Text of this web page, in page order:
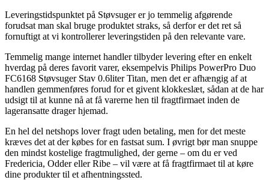
Leveringstidspunktet på Støvsuger er jo temmelig afgørende
forudsat man skal bruge produktet straks, så derfor er det ret så
fornuftigt at vi kontrollerer leveringstiden på den relevante vare.
Temmelig mange internet handler tilbyder levering efter en enkelt
hverdag på deres favorit varer, eksempelvis Philips PowerPro Duo
FC6168 Støvsuger Stav 0.6liter Titan, men det er afhængig af at
handlen gemmenføres forud for et givent klokkeslæt, sådan at de har
udsigt til at kunne nå at få varerne hen til fragtfirmaet inden de
lageransatte drager hjemad.
En hel del netshops lover fragt uden betaling, men for det meste
kræves det at der købes for en fastsat sum. I øvrigt bør man snuppe
den mindst kostelige fragtmulighed, der gerne – om du er ved
Fredericia, Odder eller Ribe – vil være at få fragtfirmaet til at køre
dine produkter til et afhentningssted.